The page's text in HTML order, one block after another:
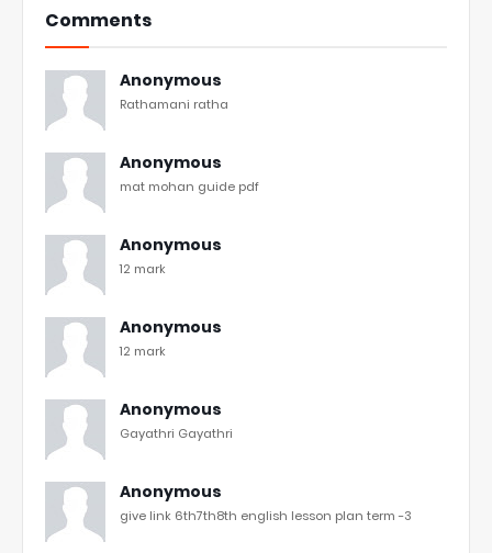
Comments
Anonymous
Rathamani ratha
Anonymous
mat mohan guide pdf
Anonymous
12 mark
Anonymous
12 mark
Anonymous
Gayathri Gayathri
Anonymous
give link 6th7th8th english lesson plan term -3